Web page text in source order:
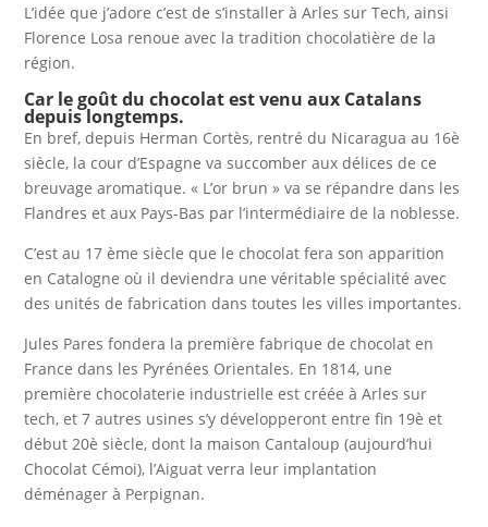
L’idée que j’adore c’est de s’installer à Arles sur Tech, ainsi
Florence Losa renoue avec la tradition chocolatière de la
région.
Car le goût du chocolat est venu aux Catalans
depuis longtemps.
En bref, depuis Herman Cortès, rentré du Nicaragua au 16è
siècle, la cour d’Espagne va succomber aux délices de ce
breuvage aromatique. « L’or brun » va se répandre dans les
Flandres et aux Pays-Bas par l’intermédiaire de la noblesse.
C’est au 17 ème siècle que le chocolat fera son apparition
en Catalogne où il deviendra une véritable spécialité avec
des unités de fabrication dans toutes les villes importantes.
Jules Pares fondera la première fabrique de chocolat en
France dans les Pyrénées Orientales. En 1814, une
première chocolaterie industrielle est créée à Arles sur
tech, et 7 autres usines s’y développeront entre fin 19è et
début 20è siècle, dont la maison Cantaloup (aujourd’hui
Chocolat Cémoi), l’Aiguat verra leur implantation
déménager à Perpignan.